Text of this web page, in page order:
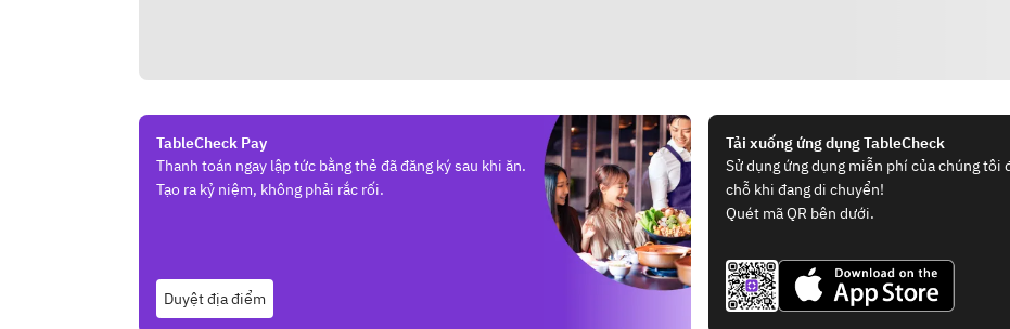
TableCheck Pay
Thanh toán ngay lập tức bằng thẻ đã đăng ký sau khi ăn.
Tạo ra kỷ niệm, không phải rắc rối.
Duyệt địa điểm
Tải xuống ứng dụng TableCheck
Sử dụng ứng dụng miễn phí của chúng tôi
chỗ khi đang di chuyển!
Quét mã QR bên dưới.